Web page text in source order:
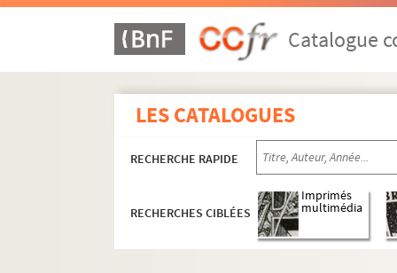
Catalogue
LES CATALOGUES
RECHERCHE RAPIDE
RECHERCHES CIBLÉES
Imprimés
multimédia